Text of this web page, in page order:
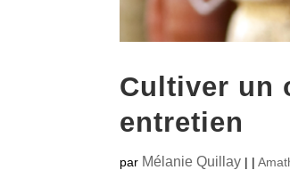
Cultiver un
entretien
par Mélanie Quillay | |